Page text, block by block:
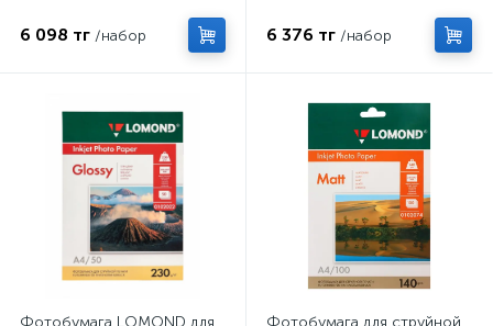
6 098 тг /набор 6 376 тг /набор
Фотобумага LOMOND для
Фотобумага для струйной